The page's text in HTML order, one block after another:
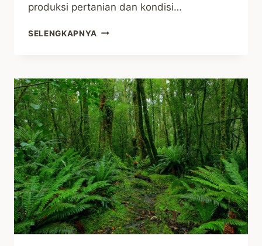
produksi pertanian dan kondisi…
SELENGKAPNYA JAVLEC
STUDI
MEJA
KEBIJAKAN
ADAPTASI
PERUBAHAN
IKLIM